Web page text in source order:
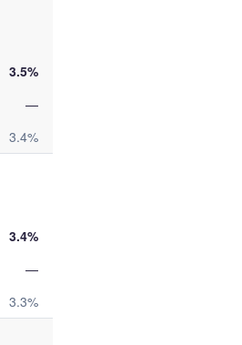
3.5%
—
3.4%
3.4%
—
3.3%